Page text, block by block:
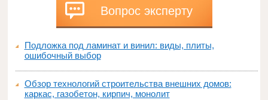
Вопрос эксперту
Подложка под ламинат и винил: виды, плиты,
ошибочный выбор
Обзор технологий строительства внешних домов:
каркас, газобетон, кирпич, монолит